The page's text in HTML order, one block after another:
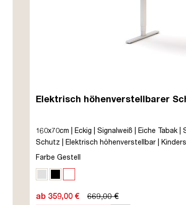
Elektrisch höhenverstellbarer
160x70cm | Eckig | Signalweiß | Eiche
Schutz | Elektrisch höhenverstellbar |
Braun | Weiß | Eiche Tabak | 5 Jahre
Farbe Gestell
ab 359,00 €
669,00 €